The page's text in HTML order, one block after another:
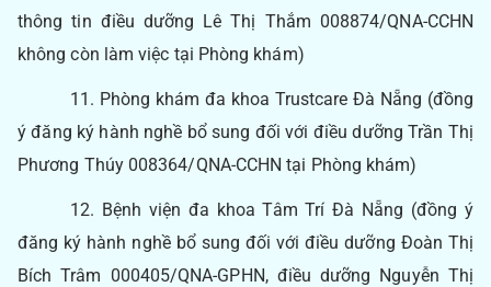
thông tin điều dưỡng Lê Thị Thắm 008874/QNA-CCHN
không còn làm việc tại Phòng khám)
11. Phòng khám đa khoa Trustcare Đà Nẵng (đồng
ý đăng ký hành nghề bổ sung đối với điều dưỡng Trần Thị
Phương Thúy 008364/QNA-CCHN tại Phòng khám)
12. Bệnh viện đa khoa Tâm Trí Đà Nẵng (đồng ý
đăng ký hành nghề bổ sung đối với điều dưỡng Đoàn Thị
Bích Trâm 000405/QNA-GPHN, điều dưỡng Nguyễn Thị